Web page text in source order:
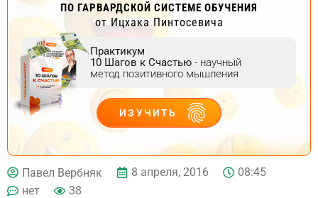
ПО ГАРВАРДСКОЙ СИСТЕМЕ ОБУЧЕНИЯ
от Ицхака Пинтосевича
Практикум
10 Шагов к Счастью - научный
метод позитивного мышления
ИЗУЧИТЬ
ДЕЙСТВУЙ
Павел Вербняк 8 апреля, 2016
08:45
нет
38